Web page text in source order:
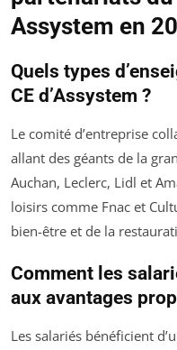
Assystem en
Quels types
CE d’Assystem ?
Le comité d’entreprise
allant des géants de la
Auchan, Leclerc, Lidl et
loisirs comme Fnac et
bien-être et de la
Comment les
aux avantages
Les salariés bénéficient